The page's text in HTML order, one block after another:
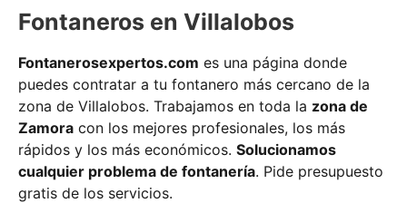
Fontaneros en Villalobos
Fontanerosexpertos.com es una página donde
puedes contratar a tu fontanero más cercano de la
zona de Villalobos. Trabajamos en toda la zona de
Zamora con los mejores profesionales, los más
rápidos y los más económicos. Solucionamos
cualquier problema de fontanería. Pide presupuesto
gratis de los servicios.